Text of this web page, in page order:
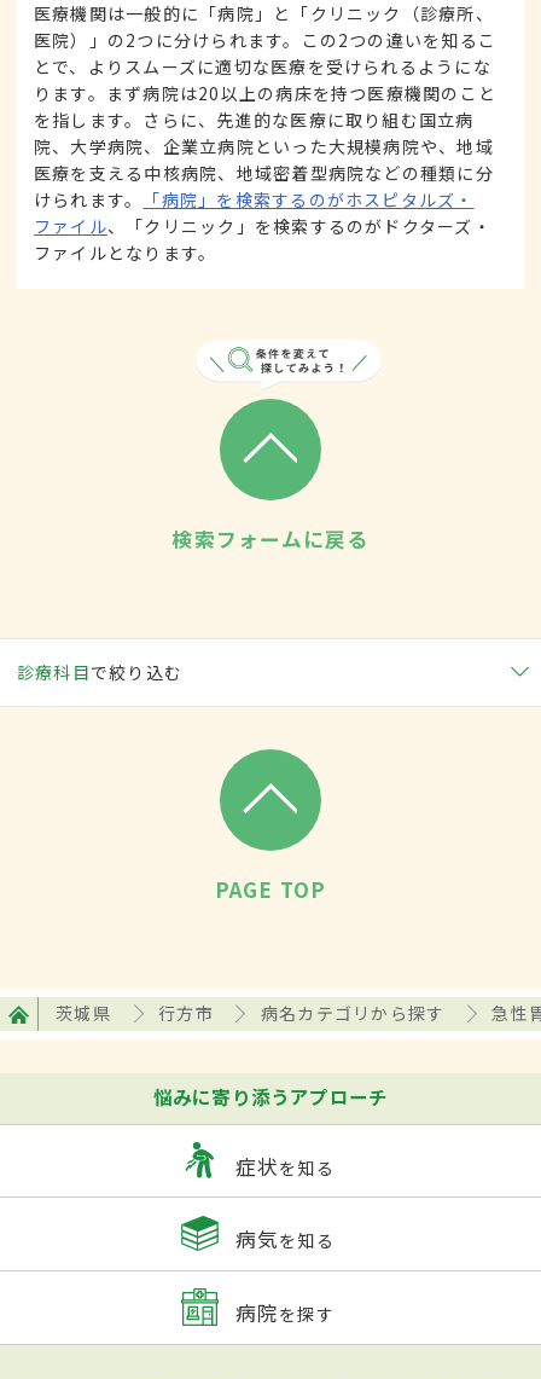
医療機関は一般的に「病院」と「クリニック（診療所、
医院）」の2つに分けられます。この2つの違いを知るこ
とで、よりスムーズに適切な医療を受けられるようにな
ります。まず病院は20以上の病床を持つ医療機関のこと
を指します。さらに、先進的な医療に取り組む国立病
院、大学病院、企業立病院といった大規模病院や、地域
医療を支える中核病院、地域密着型病院などの種類に分
けられます。
「病院」を検索するのがホスピタルズ・
ファイル、「クリニック」を検索するのがドクターズ・
ファイルとなります。
検索フォームに戻る
診療科目で絞り込む
PAGE TOP
茨城県 行方市 病名カテゴリから探す 急性
悩みに寄り添うアプローチ
症状を知る
病気を知る
病院を探す